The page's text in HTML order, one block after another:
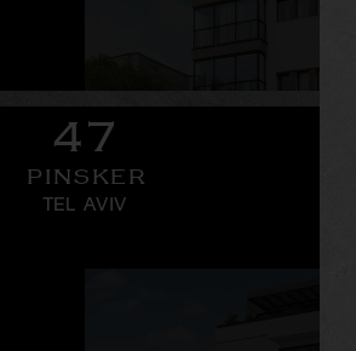
47
PINSKER
TEL AVIV